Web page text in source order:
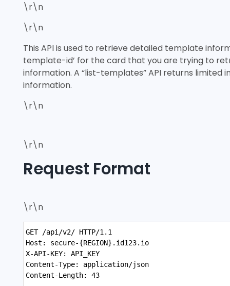
\r\n
\r\n
This API is used to retrieve detailed template
template-id’ for the card that you are trying to
information. A “list-templates” API returns
information.
\r\n
\r\n
Request Format
\r\n
Highlighter
GET /api/v2/ HTTP/1.1
Host: secure-{REGION}.id123.io
X-API-KEY: API_KEY
Content-Type: application/json
Content-Length: 43